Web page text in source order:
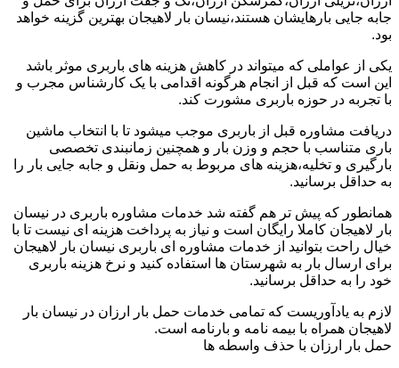
جابه جایی بارهایشان هستند،نیسان بار لاهیجان بهترین گزینه خواهد
بود.
یکی از عواملی که میتواند در کاهش هزینه های باربری موثر باشد
این است که قبل از انجام هرگونه اقدامی با یک کارشناس مجرب و
با تجربه در حوزه باربری مشورت کند.
دریافت مشاوره قبل از باربری موجب میشود تا با انتخاب ماشین
باری متناسب با حجم و وزن بار و همچنین زمانبندی تخصصی
بارگیری و تخلیه،هزینه های مربوط به حمل ونقل و جابه جایی بار را
به حداقل برسانید.
همانطور که پیش تر هم گفته شد خدمات مشاوره باربری در نیسان
بار لاهیجان کاملا رایگان است و نیاز به پرداخت هزینه ای نیست تا با
خیال راحت بتوانید از خدمات مشاوره ای باربری نیسان بار لاهیجان
برای ارسال بار به شهرستان ها استفاده کنید و نرخ هزینه باربری
خود را به حداقل برسانید.
لازم به یادآوریست که تمامی خدمات حمل بار ارزان در نیسان بار
لاهیجان همراه با بیمه نامه و بارنامه است.
حمل بار ارزان با حذف واسطه ها